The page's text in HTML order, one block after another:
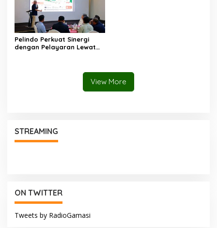
Pelindo Perkuat Sinergi
dengan Pelayaran Lewat
View More
STREAMING
ON TWITTER
Tweets by RadioGamasi